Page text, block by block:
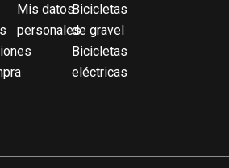
Mis datos
personales
Bicicletas
de gravel
Bicicletas
eléctricas